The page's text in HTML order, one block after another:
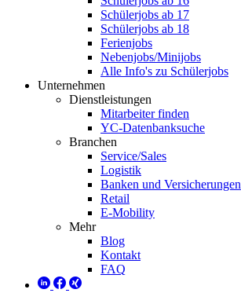
Schülerjobs ab 17
Schülerjobs ab 18
Ferienjobs
Nebenjobs/Minijobs
Alle Info's zu Schülerjobs
Unternehmen
Dienstleistungen
Mitarbeiter finden
YC-Datenbanksuche
Branchen
Service/Sales
Logistik
Banken und Versicherungen
Retail
E-Mobility
Mehr
Blog
Kontakt
FAQ